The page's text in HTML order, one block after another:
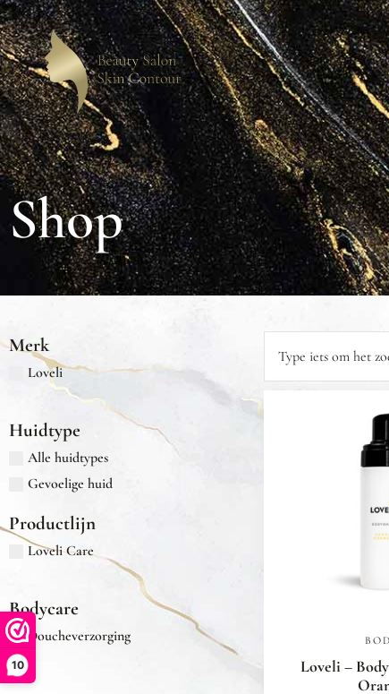
10
Shop
Merk
Loveli
Huidtype
Alle huidtypes
Gevoelige huid
Productlijn
Loveli Care
Bodycare
Doucheverzorging
Loveli –